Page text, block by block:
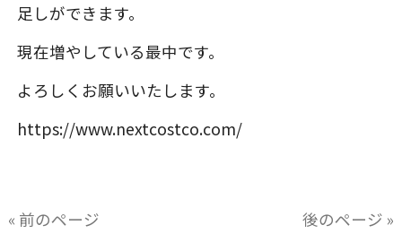
足しができます。
現在増やしている最中です。
よろしくお願いいたします。
https://www.nextcostco.com/
« 前のページ 後のページ »